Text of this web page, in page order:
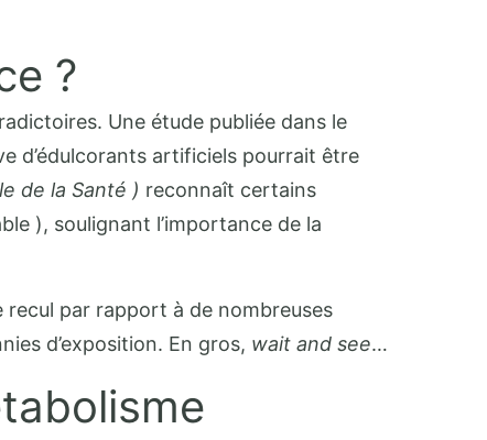
?
Une étude publiée dans le
d’édulcorants artificiels pourrait être
de la Santé ) reconnaît certains
), soulignant l’importance de la
recul par rapport à de nombreuses
d’exposition. En gros, wait and see…